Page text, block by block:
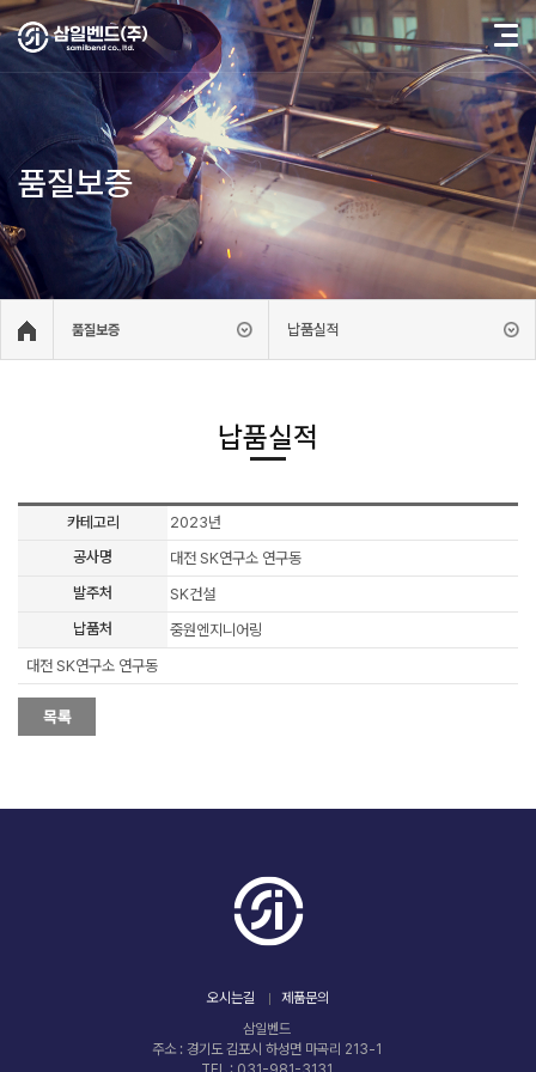
품질보증
품질보증 납품실적
납품실적
카테고리
2023년
공사명
대전 SK연구소 연구동
발주처
SK건설
납품처
중원엔지니어링
대전 SK연구소 연구동
오시는길
제품문의
삼일벤드
주소 : 경기도 김포시 하성면 마곡리 213-1